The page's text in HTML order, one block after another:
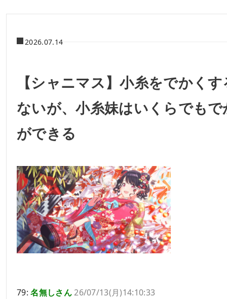
2026.07.14
【シャニマス】小糸をでかく
ないが、小糸妹はいくらでも
ができる
79:名無しさん26/07/13(月)14:10:33